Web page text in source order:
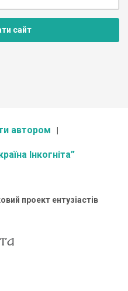
сайт
автором
Інкогніта”
проект ентузіастів